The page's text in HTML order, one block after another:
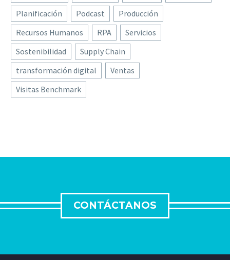
Planificación
Podcast
Producción
Recursos Humanos
RPA
Servicios
Sostenibilidad
Supply Chain
transformación digital
Ventas
Visitas Benchmark
CONTÁCTANOS